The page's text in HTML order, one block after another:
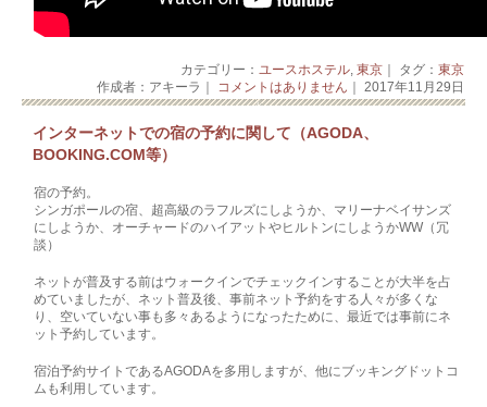
カテゴリー： ユースホステル, 東京｜ タグ： 東京
作成者：アキーラ｜ コメントはありません ｜ 2017年11月29日
インターネットでの宿の予約に関して（AGODA、
BOOKING.COM等）
宿の予約。
シンガポールの宿、超高級のラフルズにしようか、マリーナベイサンズ
にしようか、オーチャードのハイアットやヒルトンにしようかWW（冗
談）
ネットが普及する前はウォークインでチェックインすることが大半を占
めていましたが、ネット普及後、事前ネット予約をする人々が多くな
り、空いていない事も多々あるようになったために、最近では事前にネ
ット予約しています。
宿泊予約サイトであるAGODAを多用しますが、他にブッキングドットコ
ムも利用しています。